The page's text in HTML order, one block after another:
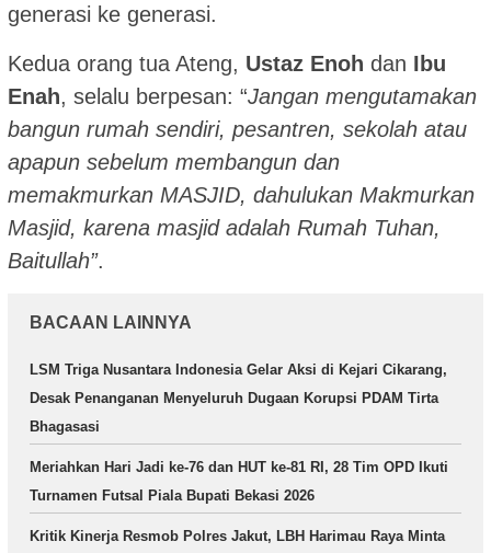
generasi ke generasi.
Kedua orang tua Ateng, Ustaz Enoh dan Ibu
Enah, selalu berpesan: “Jangan mengutamakan
bangun rumah sendiri, pesantren, sekolah atau
apapun sebelum membangun dan
memakmurkan MASJID, dahulukan Makmurkan
Masjid, karena masjid adalah Rumah Tuhan,
Baitullah”.
BACAAN LAINNYA
LSM Triga Nusantara Indonesia Gelar Aksi di Kejari Cikarang,
Desak Penanganan Menyeluruh Dugaan Korupsi PDAM Tirta
Bhagasasi
Meriahkan Hari Jadi ke-76 dan HUT ke-81 RI, 28 Tim OPD Ikuti
Turnamen Futsal Piala Bupati Bekasi 2026
Kritik Kinerja Resmob Polres Jakut, LBH Harimau Raya Minta